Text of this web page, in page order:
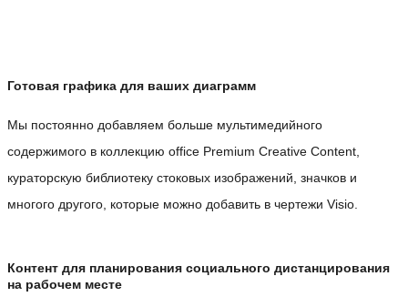
Готовая графика для ваших диаграмм
Мы постоянно добавляем больше мультимедийного
содержимого в коллекцию office Premium Creative Content,
кураторскую библиотеку стоковых изображений, значков и
многого другого, которые можно добавить в чертежи Visio.
Контент для планирования социального дистанцирования
на рабочем месте